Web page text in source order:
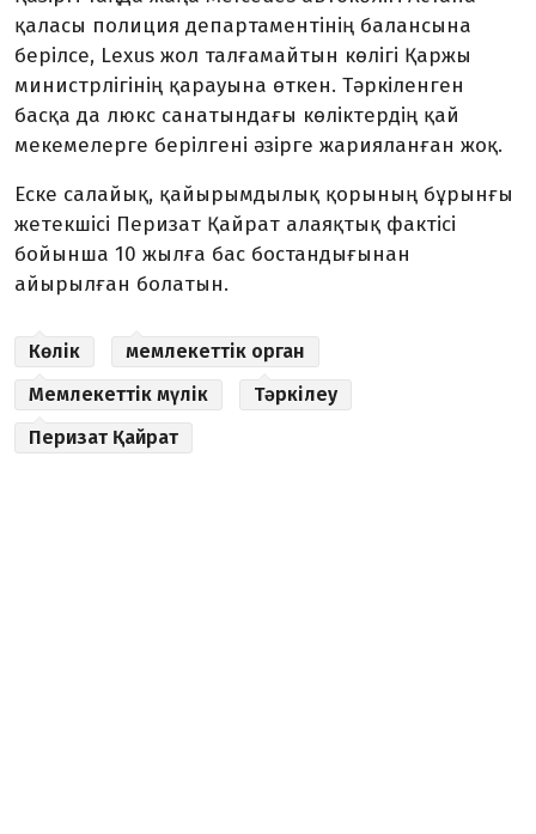
қаласы полиция департаментінің балансына
берілсе, Lexus жол талғамайтын көлігі Қаржы
министрлігінің қарауына өткен. Тәркіленген
басқа да люкс санатындағы көліктердің қай
мекемелерге берілгені әзірге жарияланған жоқ.
Еске салайық, қайырымдылық қорының бұрынғы
жетекшісі Перизат Қайрат алаяқтық фактісі
бойынша 10 жылға бас бостандығынан
айырылған болатын.
Көлік
мемлекеттік орган
Мемлекеттік мүлік
Тәркілеу
Перизат Қайрат